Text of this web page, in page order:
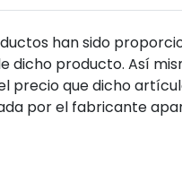
han sido
producto. Así
precio que dicho
por el fabricante